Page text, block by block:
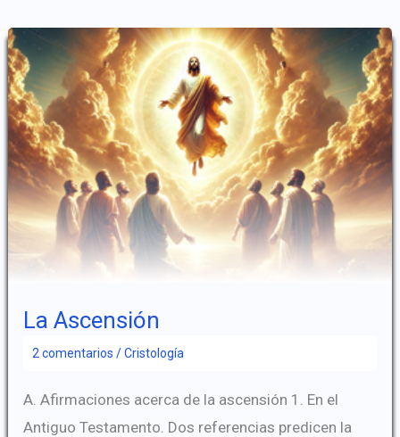
La Ascensión
2 comentarios /Cristología
A. Afirmaciones acerca de la ascensión 1. En el
Antiguo Testamento. Dos referencias predicen la